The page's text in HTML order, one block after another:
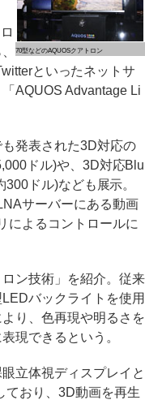
70型などのAQUOSクアトロン
といったネットサ
AQUOS Advantage Li
発表された3D対応の
ドル)や、3D対応Blu
ドル)なども展示。
サーバーにある動画
によるコントロールに
ン技術」を紹介。従来
バックライトを使用
り、色再現や明るさを
現できるという。
立体視ディスプレイと
ており、3D動画を再生